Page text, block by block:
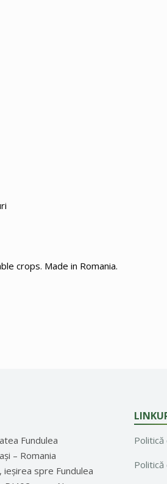
crops. Made in Romania.
Fundulea
– Romania
ieșirea spre Fundulea
Politică